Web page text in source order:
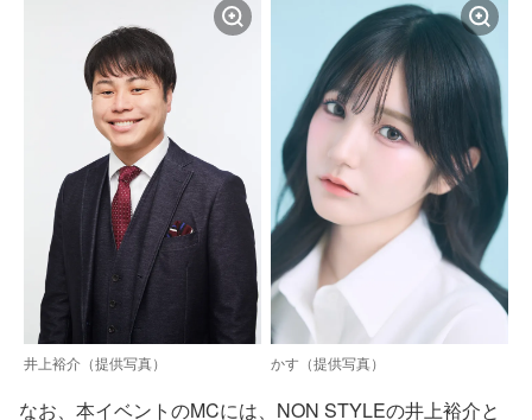
井上裕介（提供写真） かす（提供写真）
なお、本イベントのMCには、NON STYLEの井上裕介と